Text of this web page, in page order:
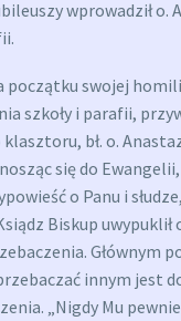
wprowadził o.
początku swojej
szkoły i parafii,
bł. o.
się do
o Panu i
Biskup
Głównym
innym jest
„Nigdy Mu